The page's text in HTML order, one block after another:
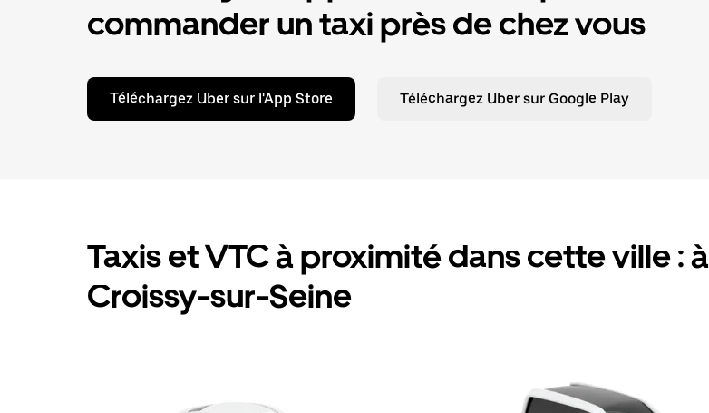
commander un taxi près de chez vous
Téléchargez Uber sur l'App Store Téléchargez Uber sur Google Play
Taxis et VTC à proximité dans cette ville : à
Croissy-sur-Seine